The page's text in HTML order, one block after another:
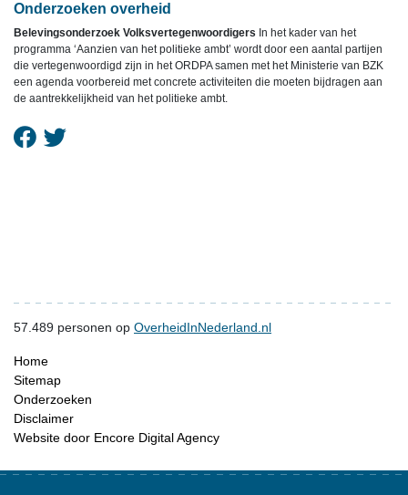
Onderzoeken overheid
Belevingsonderzoek Volksvertegenwoordigers In het kader van het
programma ‘Aanzien van het politieke ambt’ wordt door een aantal partijen
die vertegenwoordigd zijn in het ORDPA samen met het Ministerie van BZK
een agenda voorbereid met concrete activiteiten die moeten bijdragen aan
de aantrekkelijkheid van het politieke ambt.
57.489 personen op OverheidInNederland.nl
Home
Sitemap
Onderzoeken
Disclaimer
Website door Encore Digital Agency